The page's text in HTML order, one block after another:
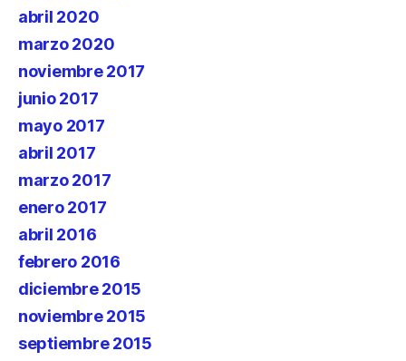
abril 2020
marzo 2020
noviembre 2017
junio 2017
mayo 2017
abril 2017
marzo 2017
enero 2017
abril 2016
febrero 2016
diciembre 2015
noviembre 2015
septiembre 2015